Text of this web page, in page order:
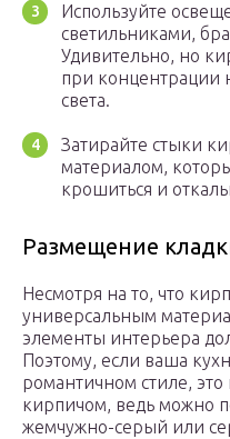
Используйте
светильниками,
Удивительно, но
при концентрации
света.
Затирайте стыки
материалом,
крошиться и
Размещение
Несмотря на то, что
универсальным
элементы интерьера
Поэтому, если ваша
романтичном стиле, это
кирпичом, ведь можно
жемчужно-серый или